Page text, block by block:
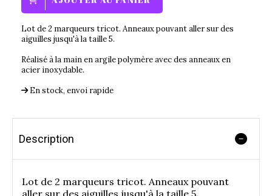
Lot de 2 marqueurs tricot. Anneaux pouvant aller sur des
aiguilles jusqu'à la taille 5.
Réalisé à la main en argile polymère avec des anneaux en
acier inoxydable.
En stock, envoi rapide
Description
Lot de 2 marqueurs tricot. Anneaux pouvant
aller sur des aiguilles jusqu'à la taille 5.